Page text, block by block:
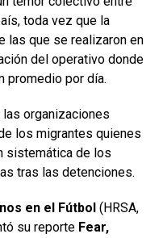
toda vez que la
las que se realizaron en
del operativo donde
promedio por día.
las organizaciones
los migrantes quienes
sistemática de los
tras las detenciones.
en el Fútbol (HRSA,
su reporte Fear,